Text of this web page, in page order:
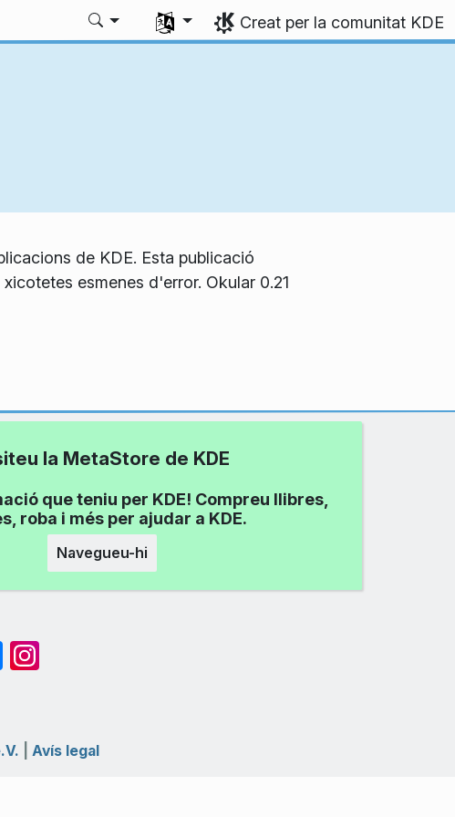
Trieu l'idioma
Creat per la comunitat KDE
de KDE. Esta publicació
esmenes d'error. Okular 0.21
la MetaStore de KDE
que teniu per KDE! Compreu llibres,
roba i més per ajudar a KDE.
Navegueu-hi
Avís legal